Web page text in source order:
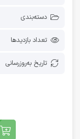
دسته‌بندی
تعداد بازدیدها
تاریخ به‌روز‌رسانی